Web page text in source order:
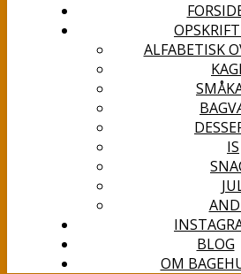
ALFABETISK
IS
BLOG
OM